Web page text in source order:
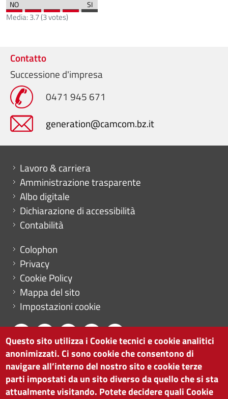
Media:3.7(3votes)
Contatto
Successione d'impresa
0471 945 671
generation@camcom.bz.it
Mini menu di servizio
Lavoro & carriera
Amministrazione trasparente
Albo digitale
Dichiarazione di accessibilità
Contabilità
Menu footer
Colophon
Privacy
Cookie Policy
Mappa del sito
Impostazioni cookie
CAMERA DI COMMERCIO DI BOLZANO
via Alto Adige 60 | I-39100 Bolzano
tel. 0471 945 511 |info@camcom.bz.it
Questo sito utilizza i Cookie tecnici e cookie analitici
anonimizzati. Ci sono cookie che consentono di
navigare all’interno del nostro sito e cookie terze
parti impostati da un sito diverso da quello che si sta
attualmente visitando. Potete decidere quali Cookie